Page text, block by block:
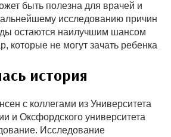
быть полезна для врачей и
исследованию причин
остаются наилучшим шансом
которые не могут зачать ребенка
история
с коллегами из Университета
и Оксфордского университета
Исследование